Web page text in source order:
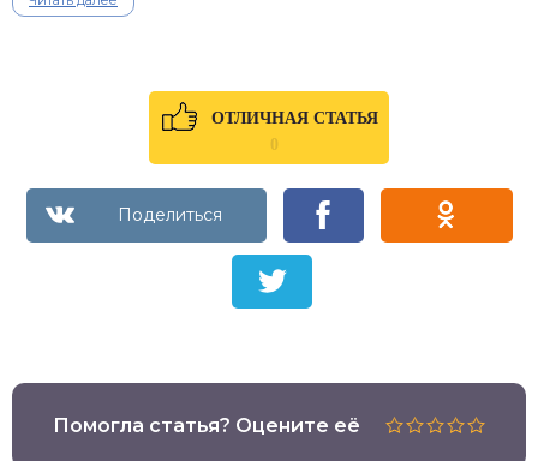
ОТЛИЧНАЯ СТАТЬЯ
0
Помогла статья? Оцените её